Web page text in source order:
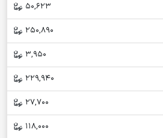
50,623
250,890
3,950
229,940
27,700
118,000